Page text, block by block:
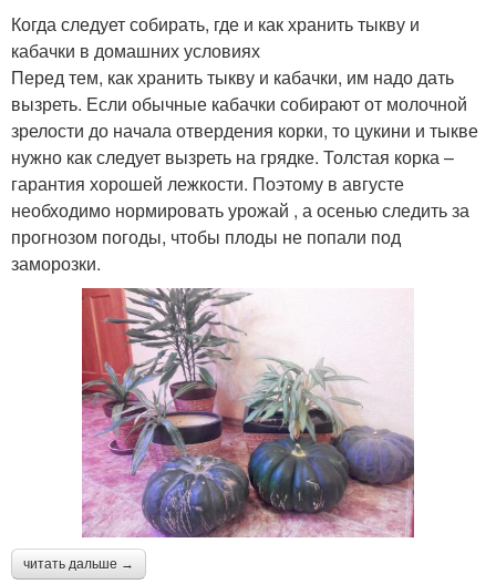
Когда следует собирать, где и как хранить тыкву и
кабачки в домашних условиях
Перед тем, как хранить тыкву и кабачки, им надо дать
вызреть. Если обычные кабачки собирают от молочной
зрелости до начала отвердения корки, то цукини и тыкве
нужно как следует вызреть на грядке. Толстая корка –
гарантия хорошей лежкости. Поэтому в августе
необходимо нормировать урожай , а осенью следить за
прогнозом погоды, чтобы плоды не попали под
заморозки.
читать дальше →